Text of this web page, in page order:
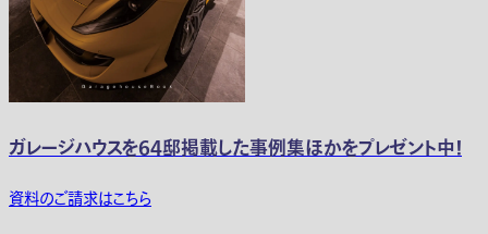
ガレージハウスを64邸掲載した事例集ほかをプレゼント中！
資料のご請求はこちら